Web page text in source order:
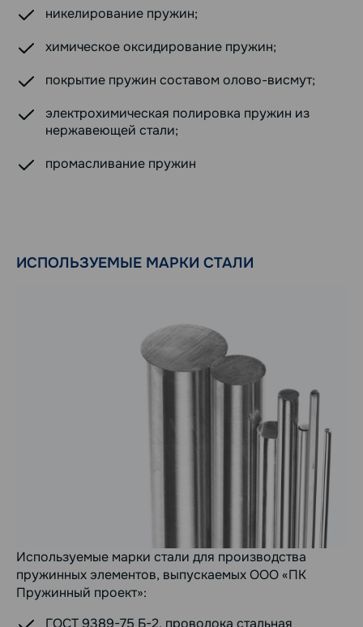
никелирование пружин;
химическое оксидирование пружин;
покрытие пружин составом олово-висмут;
электрохимическая полировка пружин из
нержавеющей стали;
промасливание пружин
ИСПОЛЬЗУЕМЫЕ МАРКИ СТАЛИ
Используемые марки стали для производства
пружинных элементов, выпускаемых ООО «ПК
Пружинный проект»:
ГОСТ 9389-75 Б-2, проволока стальная